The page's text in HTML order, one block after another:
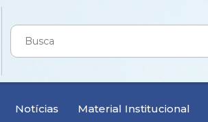
Notícias Material Institucional